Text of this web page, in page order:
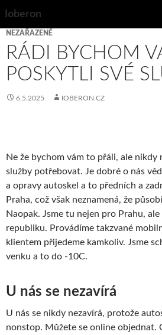
Ioberon
TO
CONTENT
NEZAŘAZENÉ
RÁDI BYCHOM
POSKYTLI SVÉ
6.5.2025 IOBERON.CZ
Ne že bychom vám to přáli, ale nikdy
služby potřebovat. Je dobré o nás
a opravy autoskel a to předních a
Praha, což však neznamená, že
Naopak. Jsme tu nejen pro Prahu,
republiku. Provádíme takzvané
klientem přijedeme kamkoliv. Jsme
venku a to do -10C.
U nás se nezavírá
U nás se nikdy nezavírá, protože
nonstop. Můžete se online objednat.